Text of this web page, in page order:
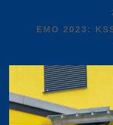
EMO 2023: